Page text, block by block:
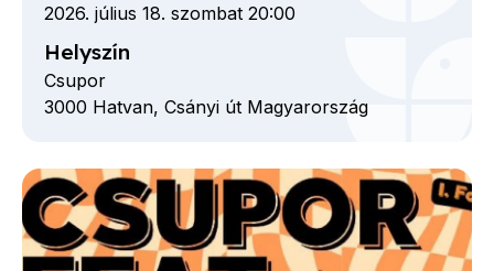
2026. július 18. szombat 20:00
Helyszín
Csupor
3000 Hatvan, Csányi út Magyarország